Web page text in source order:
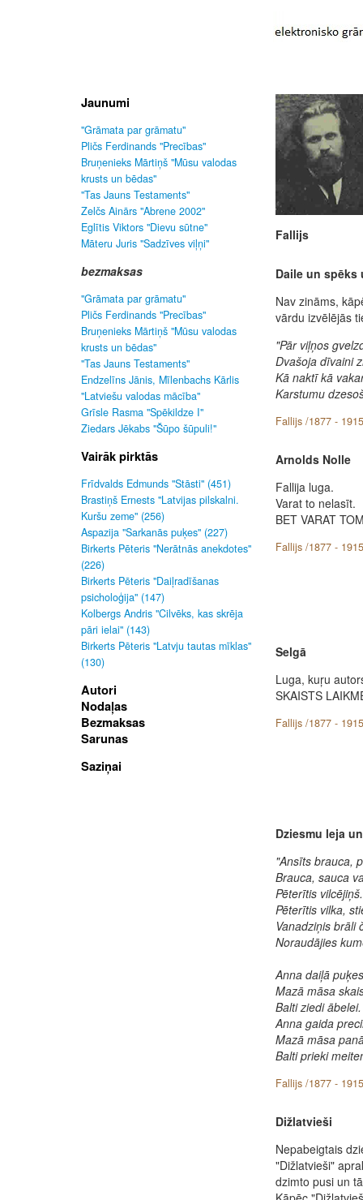
Jaunumi
"Grāmata par grāmatu"
Pličs Ferdinands "Precības"
Bruņenieks Mārtiņš "Mūsu valodas
krusts un bēdas"
"Tas Jauns Testaments"
Zelčs Ainārs "Abrene 2002"
Eglītis Viktors "Dievu sūtne"
Māteru Juris "Sadzīves viļņi"
bezmaksas
"Grāmata par grāmatu"
Pličs Ferdinands "Precības"
Bruņenieks Mārtiņš "Mūsu valodas
krusts un bēdas"
"Tas Jauns Testaments"
Endzelīns Jānis, Mīlenbachs Kārlis
"Latviešu valodas mācība"
Grīsle Rasma "Spēkildze I"
Ziedars Jēkabs "Šūpo šūpuli!"
Vairāk pirktās
Frīdvalds Edmunds "Stāsti" (451)
Brastiņš Ernests "Latvijas pilskalni.
Kuršu zeme" (256)
Aspazija "Sarkanās puķes" (227)
Birkerts Pēteris "Nerātnās anekdotes"
(226)
Birkerts Pēteris "Daiļradīšanas
psicholoģija" (147)
Kolbergs Andris "Cilvēks, kas skrēja
pāri ielai" (143)
Birkerts Pēteris "Latvju tautas mīklas"
(130)
Autori
Nodaļas
Bezmaksas
Sarunas
Saziņai
Fallijs
Daile un spēks
Nav zināms,
vārdu izvēlējās
"Pār viļņos
Dvašoja dīvaini
Kā naktī kā
Karstumu
Fallijs /1877 -
Arnolds Nolle
Fallija luga.
Varat to nelasīt.
BET VARAT
Fallijs /1877 -
Selgā
Luga, kuŗu
SKAISTS
Fallijs /1877 -
Dziesmu leja
"Ansīts brauca,
Brauca, sauca
Pēterītis vilcējiņš.
Pēterītis vilka,
Vanadziņis brāli
Noraudājies
Anna daiļā
Mazā māsa
Balti ziedi ābelei.
Anna gaida
Mazā māsa
Balti prieki
Fallijs /1877 -
Dižlatvieši
Nepabeigtais
"Dižlatvieši"
dzimto pusi un